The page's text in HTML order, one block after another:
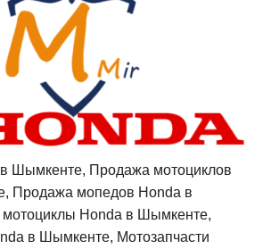
Шымкенте, Продажа мотоциклов
Продажа мопедов Honda в
мотоциклы Honda в Шымкенте,
в Шымкенте, Мотозапчасти